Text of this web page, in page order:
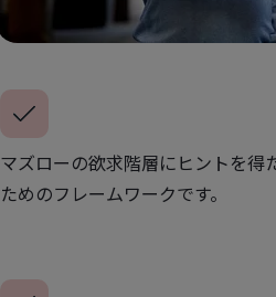
マズローの欲求階層にヒントを得
ためのフレームワークです。